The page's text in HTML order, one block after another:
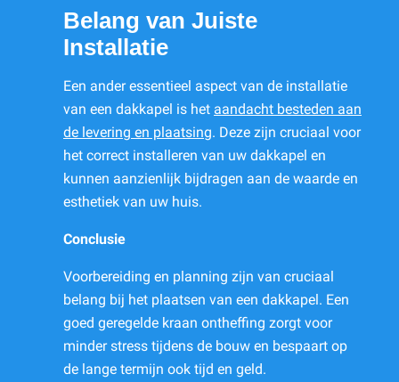
Belang van Juiste
Installatie
Een ander essentieel aspect van de installatie
van een dakkapel is het aandacht besteden aan
de levering en plaatsing. Deze zijn cruciaal voor
het correct installeren van uw dakkapel en
kunnen aanzienlijk bijdragen aan de waarde en
esthetiek van uw huis.
Conclusie
Voorbereiding en planning zijn van cruciaal
belang bij het plaatsen van een dakkapel. Een
goed geregelde kraan ontheffing zorgt voor
minder stress tijdens de bouw en bespaart op
de lange termijn ook tijd en geld.